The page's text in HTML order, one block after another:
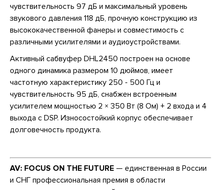
чувствительность 97 дБ и максимальный уровень
звукового давления 118 дБ, прочную конструкцию из
высококачественной фанеры и совместимость с
различными усилителями и аудиоустройствами.
Активный сабвуфер DHL2450 построен на основе
одного динамика размером 10 дюймов, имеет
частотную характеристику 250 - 500 Гц и
чувствительность 95 дБ, снабжен встроенным
усилителем мощностью 2 × 350 Вт (8 Ом) + 2 входа и 4
выхода с DSP. Износостойкий корпус обеспечивает
долговечность продукта.
AV: FOCUS ON THE FUTURE — единственная в России
и СНГ профессиональная премия в области